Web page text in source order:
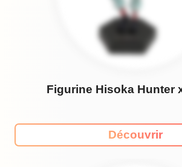
Figurine Hisoka Hunter
Découvrir